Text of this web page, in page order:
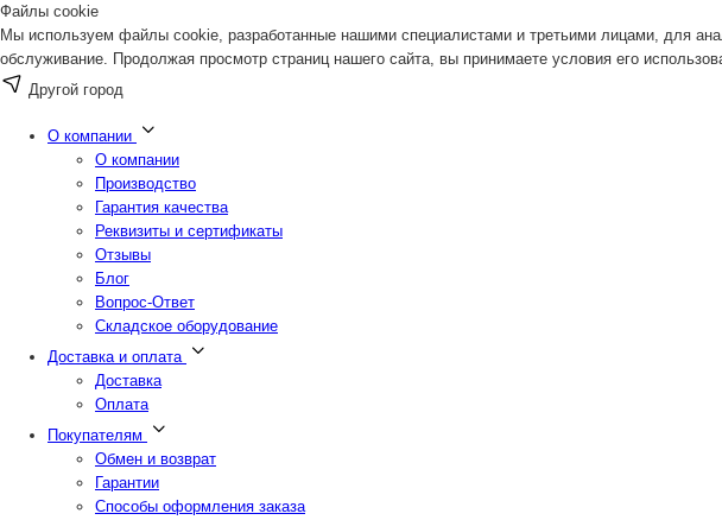
Файлы cookie
Мы используем файлы cookie, разработанные нашими специалистами и третьими лицами, для
обслуживание. Продолжая просмотр страниц нашего сайта, вы принимаете условия его
Другой город
О компании
О компании
Производство
Гарантия качества
Реквизиты и сертификаты
Отзывы
Блог
Вопрос-Ответ
Складское оборудование
Доставка и оплата
Доставка
Оплата
Покупателям
Обмен и возврат
Гарантии
Способы оформления заказа